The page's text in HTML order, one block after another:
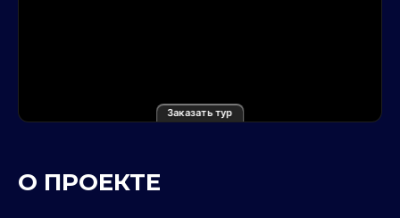
Заказать тур
О ПРОЕКТЕ